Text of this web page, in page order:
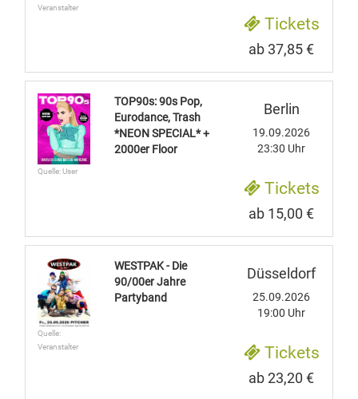
Veranstalter
Tickets
ab 37,85 €
Quelle: User
TOP90s: 90s Pop,
Eurodance, Trash
*NEON SPECIAL* +
2000er Floor
Berlin
19.09.2026
23:30 Uhr
Tickets
ab 15,00 €
Quelle:
Veranstalter
WESTPAK - Die
90/00er Jahre
Partyband
Düsseldorf
25.09.2026
19:00 Uhr
Tickets
ab 23,20 €